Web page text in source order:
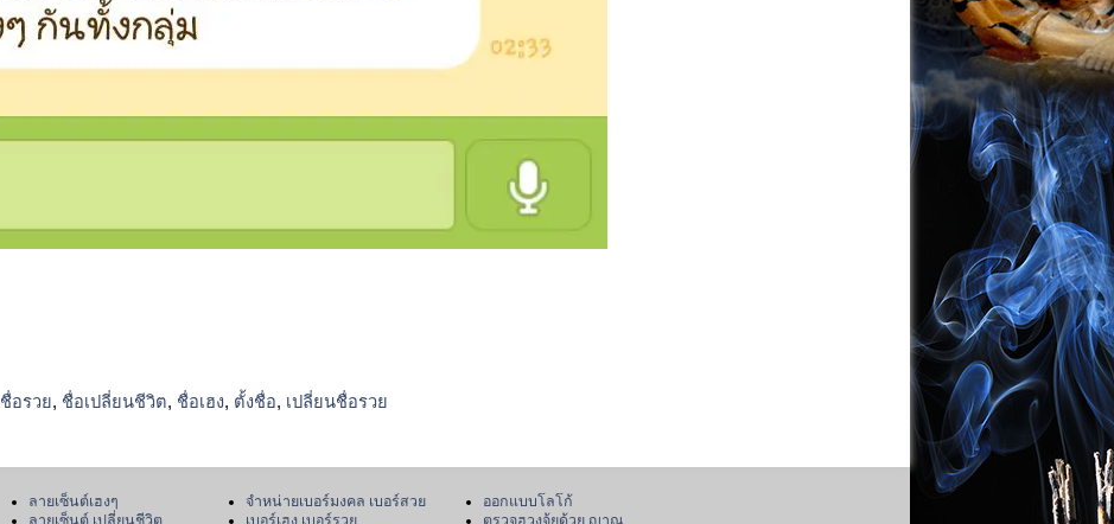
ชื่อรวย, ชื่อเปลี่ยนชีวิต, ชื่อเฮง, ตั้งชื่อ, เปลี่ยนชื่อรวย
ลายเซ็นต์เฮงๆ
ลายเซ็นต์ เปลี่ยนชีวิต
จำหน่ายเบอร์มงคล เบอร์สวย
เบอร์เฮง เบอร์รวย
ออกแบบโลโก้
ตรวจฮวงจุ้ยด้วย ญาณ